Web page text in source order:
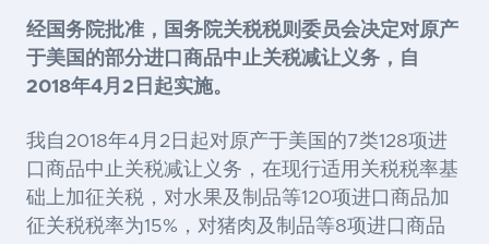
经国务院批准，国务院关税税则委员会决定对原产
于美国的部分进口商品中止关税减让义务，自
2018年4月2日起实施。
我自2018年4月2日起对原产于美国的7类128项进
口商品中止关税减让义务，在现行适用关税税率基
础上加征关税，对水果及制品等120项进口商品加
征关税税率为15%，对猪肉及制品等8项进口商品